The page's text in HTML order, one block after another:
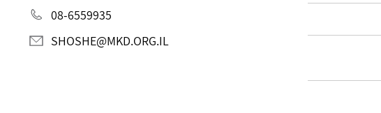
08-6559935
SHOSHE@MKD.ORG.IL